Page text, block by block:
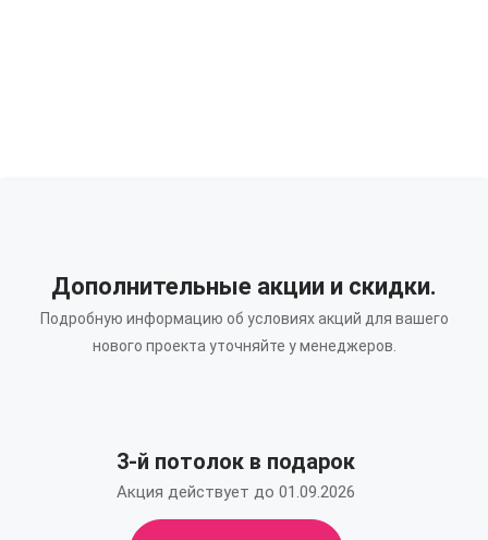
Дополнительные акции и скидки.
Подробную информацию об условиях акций для вашего
нового проекта уточняйте у менеджеров.
3-й потолок в подарок
Акция действует до 01.09.2026